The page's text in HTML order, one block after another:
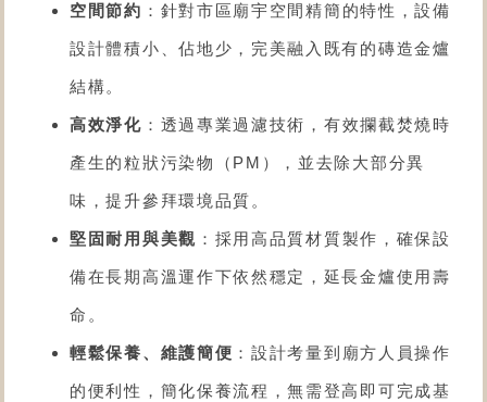
空間節約 ：針對市區廟宇空間精簡的特性，設備
設計體積小、佔地少，完美融入既有的磚造金爐
結構。
高效淨化 ：透過專業過濾技術，有效攔截焚燒時
產生的粒狀污染物（PM），並去除大部分異
味，提升參拜環境品質。
堅固耐用與美觀 ：採用高品質材質製作，確保設
備在長期高溫運作下依然穩定，延長金爐使用壽
命。
輕鬆保養、維護簡便 ：設計考量到廟方人員操作
的便利性，簡化保養流程，無需登高即可完成基